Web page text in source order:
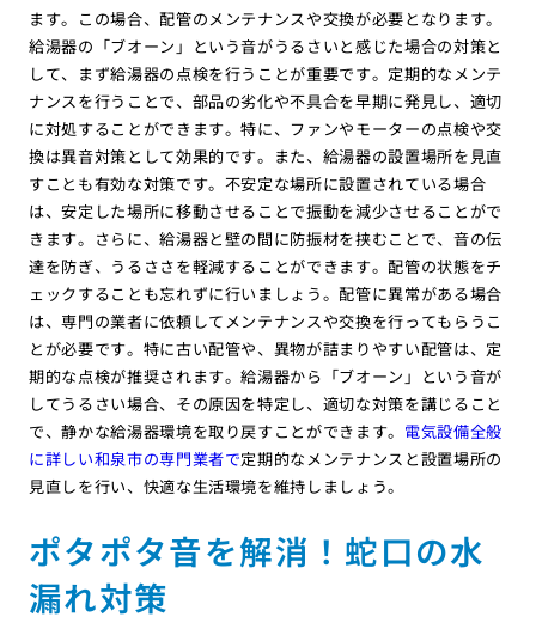
ます。この場合、配管のメンテナンスや交換が必要となります。
給湯器の「ブオーン」という音がうるさいと感じた場合の対策と
して、まず給湯器の点検を行うことが重要です。定期的なメンテ
ナンスを行うことで、部品の劣化や不具合を早期に発見し、適切
に対処することができます。特に、ファンやモーターの点検や交
換は異音対策として効果的です。また、給湯器の設置場所を見直
すことも有効な対策です。不安定な場所に設置されている場合
は、安定した場所に移動させることで振動を減少させることがで
きます。さらに、給湯器と壁の間に防振材を挟むことで、音の伝
達を防ぎ、うるささを軽減することができます。配管の状態をチ
ェックすることも忘れずに行いましょう。配管に異常がある場合
は、専門の業者に依頼してメンテナンスや交換を行ってもらうこ
とが必要です。特に古い配管や、異物が詰まりやすい配管は、定
期的な点検が推奨されます。給湯器から「ブオーン」という音が
してうるさい場合、その原因を特定し、適切な対策を講じること
で、静かな給湯器環境を取り戻すことができます。 電気設備全般
に詳しい和泉市の専門業者で定期的なメンテナンスと設置場所の
見直しを行い、快適な生活環境を維持しましょう。
ポタポタ音を解消！蛇口の水
漏れ対策